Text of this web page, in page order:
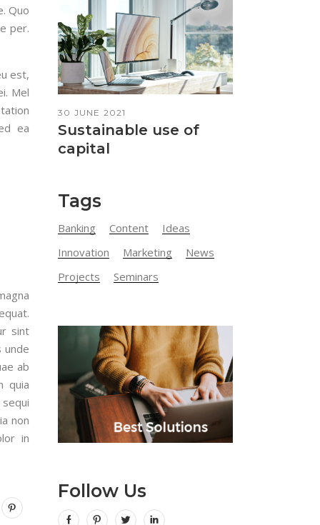
Quo
per.
est,
Mel
ea
sint
unde
ab
quia
non
in
30 JUNE 2021
Sustainable use of
capital
Tags
Banking Content
Ideas
Innovation
Marketing
News
Projects
Seminars
Follow Us